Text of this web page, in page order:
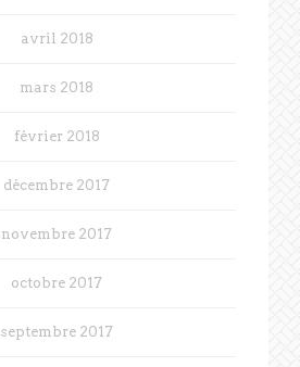
avril 2018
mars 2018
février 2018
décembre 2017
novembre 2017
octobre 2017
septembre 2017